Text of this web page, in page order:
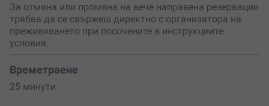
За отмяна или промяна на вече направена резервация
трябва да се свържеш директно с организатора на
преживяването при посочените в инструкциите
условия.
Времетраене
25 минути